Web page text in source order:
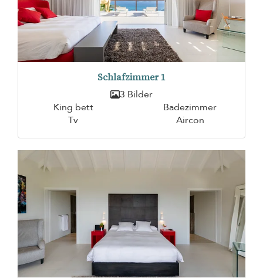
Schlafzimmer 1
3 Bilder
King bett
Badezimmer
Tv
Aircon